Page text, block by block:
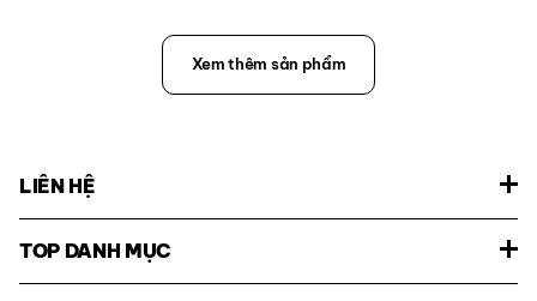
Xem thêm sản phẩm
LIÊN HỆ
TOP DANH MỤC